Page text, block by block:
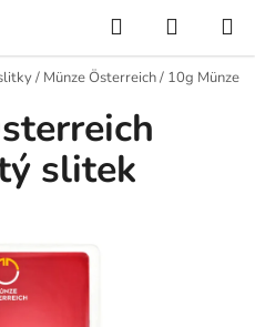
Hledat
/ Münze Österreich/ 10g Münze
slitek